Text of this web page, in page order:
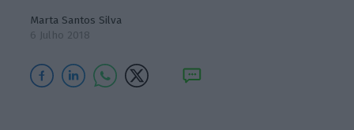
Marta Santos Silva
6 Julho 2018